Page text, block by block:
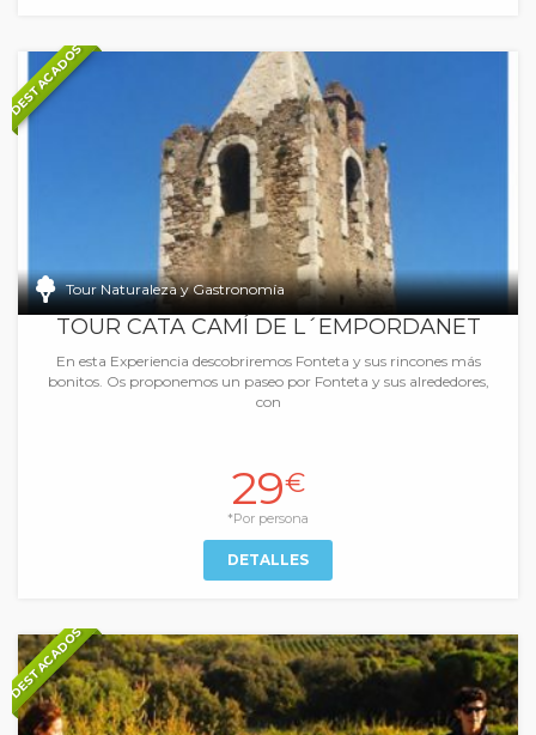
DESTACADOS
Tour Naturaleza y Gastronomía
TOUR CATA CAMÍ DE L´EMPORDANET
En esta Experiencia descobriremos Fonteta y sus rincones más
bonitos. Os proponemos un paseo por Fonteta y sus alrededores,
con
29€
*Por persona
DETALLES
DESTACADOS